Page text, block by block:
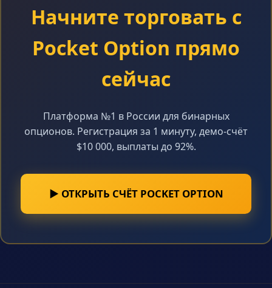
Начните торговать с
Pocket Option прямо
сейчас
Платформа №1 в России для бинарных
опционов. Регистрация за 1 минуту, демо-счёт
$10 000, выплаты до 92%.
▶ ОТКРЫТЬ СЧЁТ POCKET OPTION